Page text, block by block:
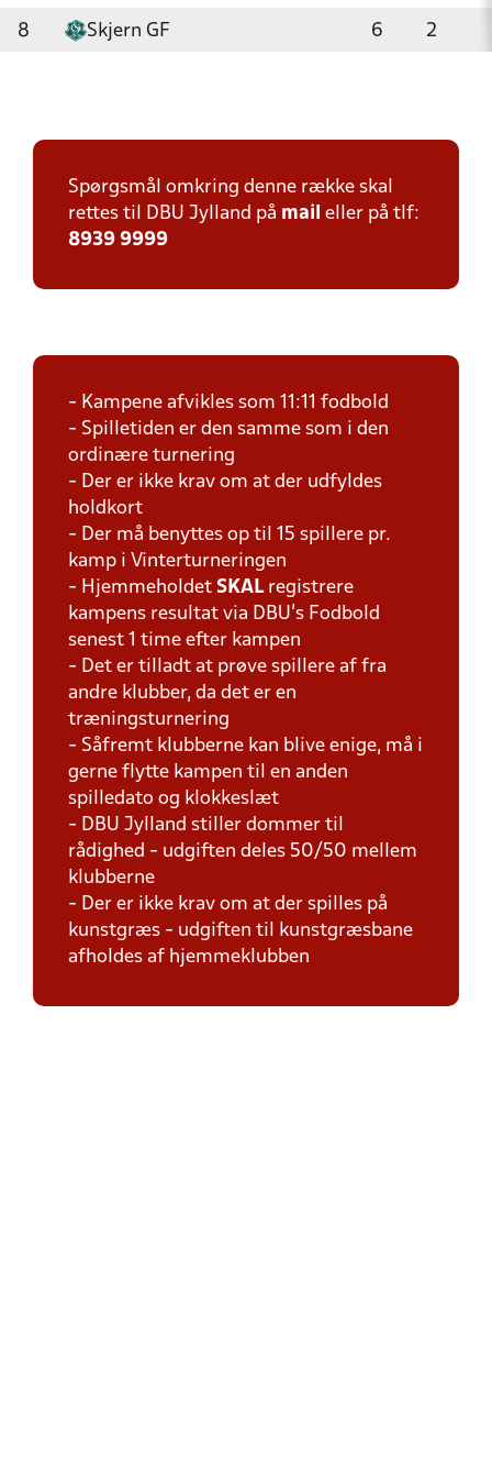
8 Skjern GF 6 2
Spørgsmål omkring denne række skal
rettes til DBU Jylland på mail eller på tlf:
8939 9999
- Kampene afvikles som 11:11 fodbold
- Spilletiden er den samme som i den
ordinære turnering
- Der er ikke krav om at der udfyldes
holdkort
- Der må benyttes op til 15 spillere pr.
kamp i Vinterturneringen
- Hjemmeholdet SKAL registrere
kampens resultat via DBU's Fodbold
senest 1 time efter kampen
- Det er tilladt at prøve spillere af fra
andre klubber, da det er en
træningsturnering
- Såfremt klubberne kan blive enige, må i
gerne flytte kampen til en anden
spilledato og klokkeslæt
- DBU Jylland stiller dommer til
rådighed - udgiften deles 50/50 mellem
klubberne
- Der er ikke krav om at der spilles på
kunstgræs - udgiften til kunstgræsbane
afholdes af hjemmeklubben